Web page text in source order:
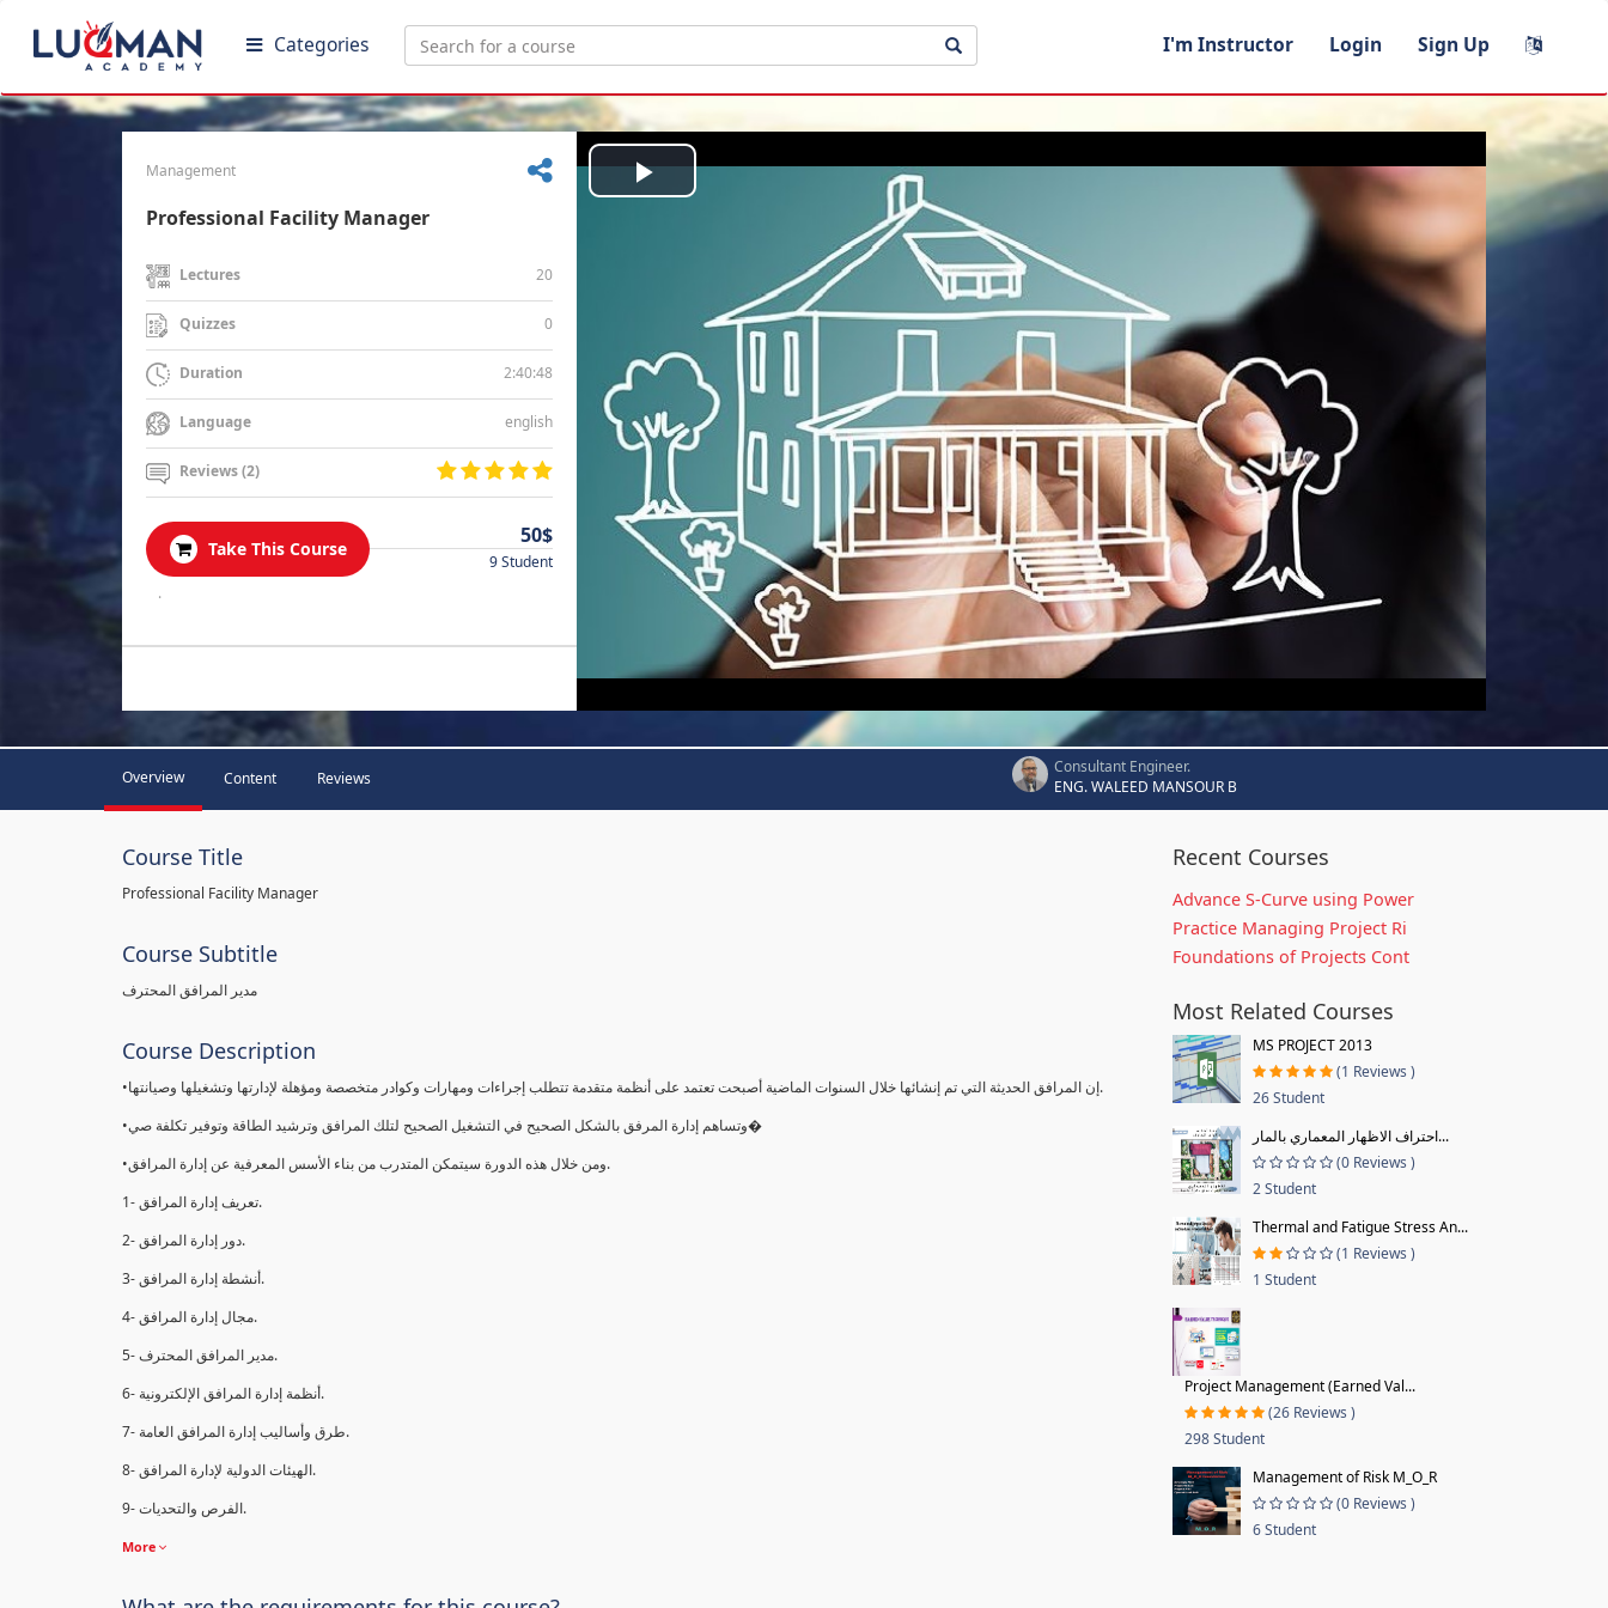
Categories I'm Instructor Login Sign Up
Management
Professional Facility Manager
Lectures 20
Quizzes 0
Duration 2:40:48
Language english
Reviews (2)
Take This Course
50$
9 Student
.
Play
Overview Content Reviews
Consultant Engineer.
ENG. WALEED MANSOUR B
Course Title
Professional Facility Manager
Course Subtitle
مدير المرافق المحترف
Course Description
•إن المرافق الحديثة التي تم إنشائها خلال السنوات الماضية أصبحت تعتمد على أنظمة متقدمة تتطلب إجراءات ومهارات وكوادر متخصصة ومؤهلة لإدارتها وتشغیلھا وصیانتھا.
•وتساهم إدارة المرفق بالشكل الصحيح في التشغيل الصحيح لتلك المرافق وترشيد الطاقة وتوفير تكلفة صي�
•ومن خلال ھذه الدورة سيتمكن المتدرب من بناء الأسس المعرفية عن إدارة المرافق.
1- تعريف إدارة المرافق.
2- دور إدارة المرافق.
3- أنشطة إدارة المرافق.
4- مجال إدارة المرافق.
5- مدير المرافق المحترف.
6- أنظمة إدارة المرافق الإلكترونية.
7- طرق وأساليب إدارة المرافق العامة.
8- الهيئات الدولية لإدارة المرافق.
9- الفرص والتحديات.
More
Recent Courses
Advance S-Curve using Power
Practice Managing Project Ri
Foundations of Projects Cont
Most Related Courses
MS PROJECT 2013
(1 Reviews )
26 Student
احتراف الاظهار المعماري بالمار...
(0 Reviews )
2 Student
Thermal and Fatigue Stress An...
(1 Reviews )
1 Student
Project Management (Earned Val...
(26 Reviews )
298 Student
Management of Risk M_O_R
(0 Reviews )
6 Student